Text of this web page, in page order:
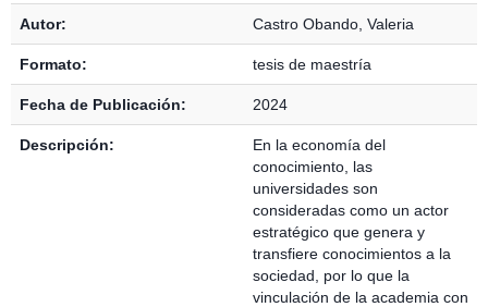
Autor: Castro Obando, Valeria
Formato: tesis de maestría
Fecha de Publicación: 2024
Descripción:
En la economía del
conocimiento, las
universidades son
consideradas como un actor
estratégico que genera y
transfiere conocimientos a la
sociedad, por lo que la
vinculación de la academia con